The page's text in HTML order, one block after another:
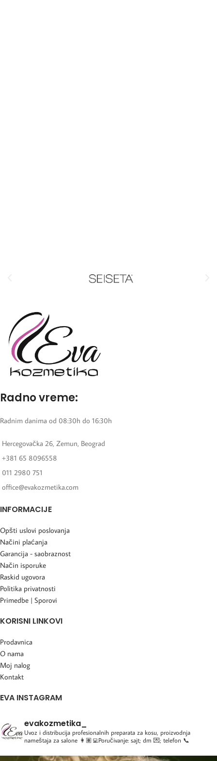
Radno vreme:
Radnim danima od 08:30h do 16:30h
Hercegovačka 26, Zemun, Beograd
+381 65 8096558
011 2980 751
office@evakozmetika.com
INFORMACIJE
Opšti uslovi poslovanja
Načini plaćanja
Garancija - saobraznost
Način isporuke
Raskid ugovora
Politika privatnosti
Primedbe | Sporovi
KORISNI LINKOVI
Prodavnica
O nama
Moj nalog
Kontakt
EVA INSTAGRAM
evakozmetika_
Uvoz i distribucija profesionalnih preparata za kosu, proizvodnja
nameštaja za salone 👩🏽‍💻Poručivanje: sajt; dm 💌; telefon 📞